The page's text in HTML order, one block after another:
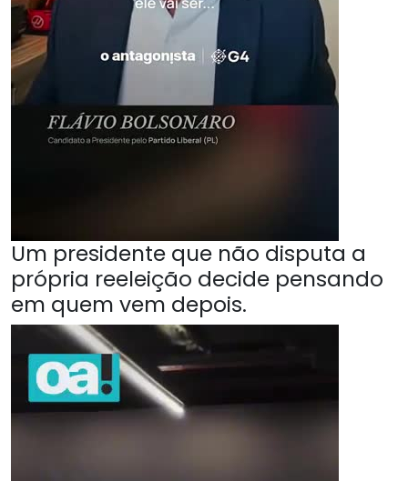
Um presidente que não disputa a
própria reeleição decide pensando
em quem vem depois.